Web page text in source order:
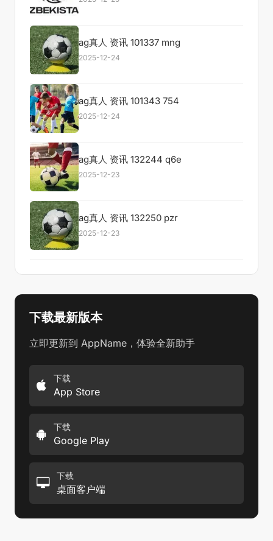
ag真人 资讯 101337 mng
2025-12-24
ag真人 资讯 101343 754
2025-12-24
ag真人 资讯 132244 q6e
2025-12-23
ag真人 资讯 132250 pzr
2025-12-23
下载最新版本
立即更新到 AppName，体验全新助手
下载
App Store
下载
Google Play
下载
桌面客户端